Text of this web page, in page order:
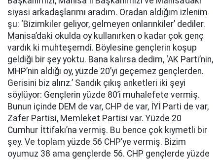
siyasi arkadaşlarımı aradım. Oradan aldığım izlenim
şu: ‘Bizimkiler geliyor, gelmeyen onlarınkiler’ dediler.
Manisa’daki okulda oy kullanırken o kadar çok genç
vardık ki muhteşemdi. Böylesine gençlerin koşup
geldiği bir şey yoktu. Bana kalırsa dedim, ‘AK Parti’nin,
MHP’nin aldığı oy, yüzde 20’yi geçemez gençlerden.
Gerisini biz alırız.’ Sandık çıkış anketleri iki şeyi
söylüyor: Gençlerin yüzde 80’i muhalefete vermiş.
Bunun içinde DEM de var, CHP de var, İYİ Parti de var,
Zafer Partisi, Memleket Partisi var. Yüzde 20
Cumhur İttifakı’na vermiş. Bu bence çok kıymetli bir
şey. Ve toplam yüzde 56 CHP’ye vermiş. Bizim
oyumuz 38 ama gençlerde 56. CHP gençlerde yüzde